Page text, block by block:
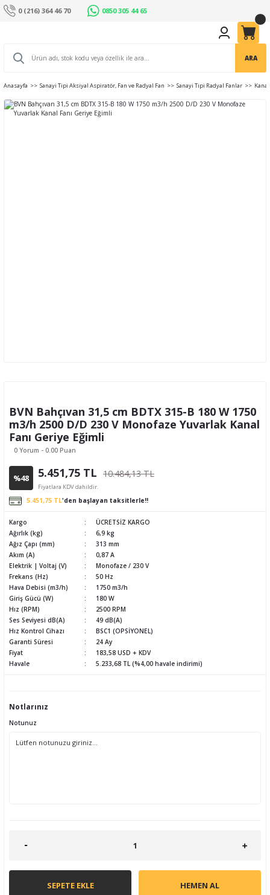
0 (216) 364 46 70 0850 305 44 65
ARA
Anasayfa Sanayi Tipi Aksiyal Aspiratör, Fan ve Radyal Fan Sanayi Tipi Radyal Fanlar
BVN Bahçıvan 31,5 cm BDTX 315-B 180 W 1750
m3/h 2500 D/D 230 V Monofaze Yuvarlak Kanal
Fanı Geriye Eğimli
0 Yorum - 0.00 Puan
%48 5.451,75 TL 10.484,13 TL
Fiyatlara KDV dahildir.
5.451,75 TL'den başlayan taksitlerle!!
Kargo
ÜCRETSİZ KARGO
Ağırlık (kg)
6,9 kg
Ağız Çapı (mm)
313 mm
Akım (A)
0,87 A
Elektrik | Voltaj (V)
Monofaze / 230 V
Frekans (Hz)
50 Hz
Hava Debisi (m3/h)
1750 m3/h
Giriş Gücü (W)
180 W
Hız (RPM)
2500 RPM
Ses Seviyesi dB(A)
49 dB(A)
Hız Kontrol Cihazı
BSC1 (OPSİYONEL)
Garanti Süresi
24 Ay
Fiyat
183,58 USD + KDV
Havale
5.233,68 TL (%4,00 havale indirimi)
Notlarınız
Notunuz
SEPETE EKLE HEMEN AL